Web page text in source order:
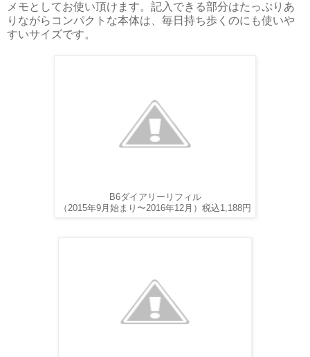
メモとしてお使い頂けます。記入できる部分はたっぷりあ
りながらコンパクトな本体は、毎日持ち歩くのにも使いや
すいサイズです。
B6ダイアリーリフィル
（2015年9月始まり〜2016年12月） 税込1,188円